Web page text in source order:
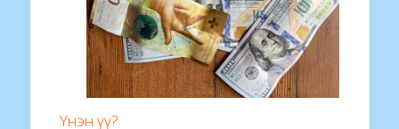
Үнэн үү?